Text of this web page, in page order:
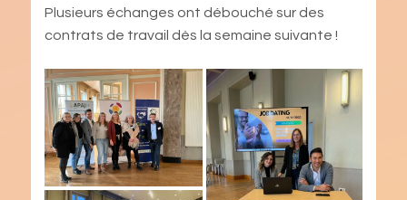
Plusieurs échanges ont débouché sur des
contrats de travail dès la semaine suivante !